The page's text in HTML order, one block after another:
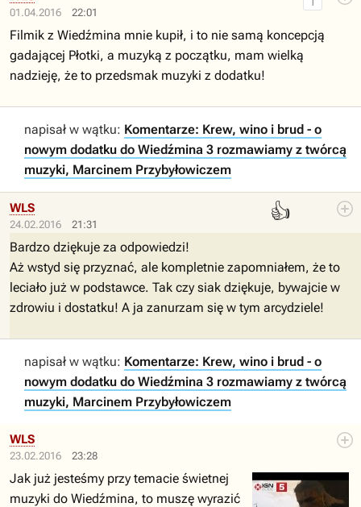
01.04.2016 22:01
Filmik z Wiedźmina mnie kupił, i to nie samą koncepcją
gadającej Płotki, a muzyką z początku, mam wielką
nadzieję, że to przedsmak muzyki z dodatku!
napisał w wątku: Komentarze: Krew, wino i brud - o
nowym dodatku do Wiedźmina 3 rozmawiamy z twórcą
muzyki, Marcinem Przybyłowiczem
24.02.2016 21:31
👍
WLS
Bardzo dziękuje za odpowiedzi!
Aż wstyd się przyznać, ale kompletnie zapomniałem, że to
leciało już w podstawce. Tak czy siak dziękuje, bywajcie w
zdrowiu i dostatku! A ja zanurzam się w tym arcydziele!
napisał w wątku: Komentarze: Krew, wino i brud - o
nowym dodatku do Wiedźmina 3 rozmawiamy z twórcą
muzyki, Marcinem Przybyłowiczem
23.02.2016 23:28
WLS
Jak już jesteśmy przy temacie świetnej
muzyki do Wiedźmina, to muszę wyrazić